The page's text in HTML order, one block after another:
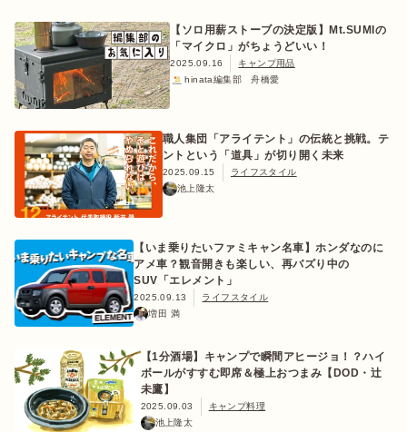
【ソロ用薪ストーブの決定版】Mt.SUMIの
「マイクロ」がちょうどいい！
2025.09.16
キャンプ用品
hinata編集部 舟橋愛
職人集団「アライテント」の伝統と挑戦。テ
ントという「道具」が切り開く未来
2025.09.15
ライフスタイル
池上隆太
【いま乗りたいファミキャン名車】ホンダなのに
アメ車？観音開きも楽しい、再バズり中の
SUV「エレメント」
2025.09.13
ライフスタイル
増田 満
【1分酒場】キャンプで瞬間アヒージョ！？ハイ
ボールがすすむ即席＆極上おつまみ【DOD・辻
未鷹】
2025.09.03
キャンプ料理
池上隆太